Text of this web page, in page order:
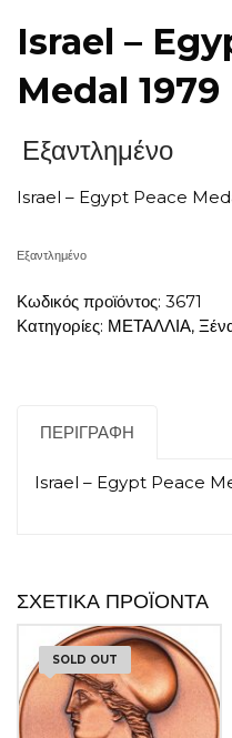
Israel –
Medal 1979
Εξαντλημένο
Israel – Egypt Peace
Εξαντλημένο
Κωδικός προϊόντος: 3671
Κατηγορίες: ΜΕΤΑΛΛΙΑ,
ΠΕΡΙΓΡΑΦΉ
Israel – Egypt Peace
ΣΧΕΤΙΚΆ ΠΡΟΪΌΝΤΑ
SOLD OUT